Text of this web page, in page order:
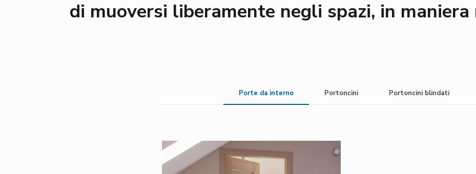
di muoversi liberamente negli spazi, in maniera
Porte da interno Portoncini Portoncini blindati